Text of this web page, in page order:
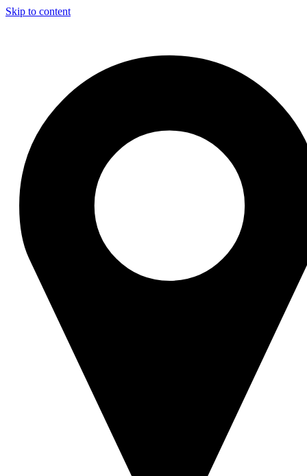
Skip to content